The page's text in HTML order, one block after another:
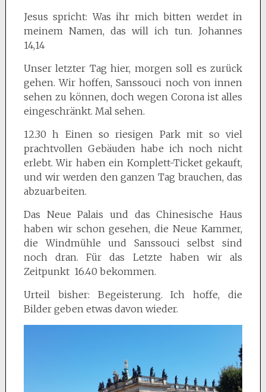
Jesus spricht: Was ihr mich bitten werdet in
meinem Namen, das will ich tun. Johannes
14,14
Unser letzter Tag hier, morgen soll es zurück
gehen. Wir hoffen, Sanssouci noch von innen
sehen zu können, doch wegen Corona ist alles
eingeschränkt. Mal sehen.
12.30 h Einen so riesigen Park mit so viel
prachtvollen Gebäuden habe ich noch nicht
erlebt. Wir haben ein Komplett-Ticket gekauft,
und wir werden den ganzen Tag brauchen, das
abzuarbeiten.
Das Neue Palais und das Chinesische Haus
haben wir schon gesehen, die Neue Kammer,
die Windmühle und Sanssouci selbst sind
noch dran. Für das Letzte haben wir als
Zeitpunkt 16.40 bekommen.
Urteil bisher: Begeisterung. Ich hoffe, die
Bilder geben etwas davon wieder.